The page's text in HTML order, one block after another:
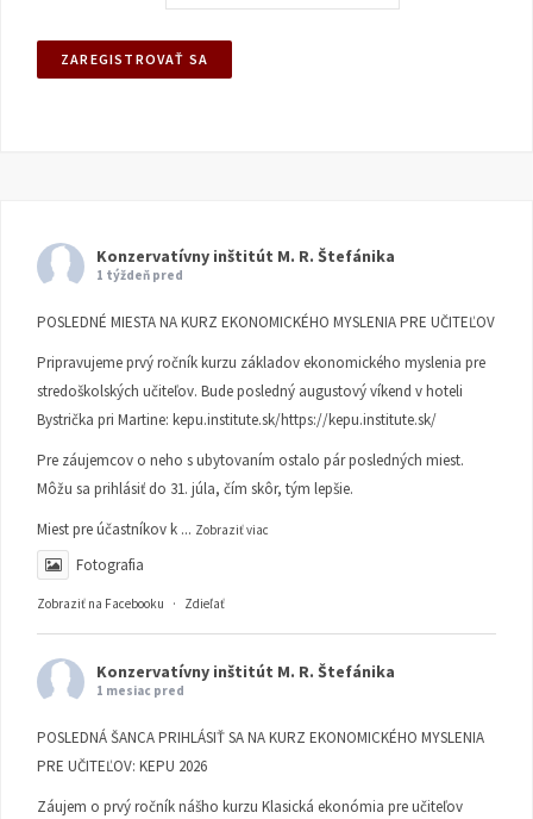
Konzervatívny inštitút M. R. Štefánika
1 týždeň pred
POSLEDNÉ MIESTA NA KURZ EKONOMICKÉHO MYSLENIA PRE UČITEĽOV
Pripravujeme prvý ročník kurzu základov ekonomického myslenia pre
stredoškolských učiteľov. Bude posledný augustový víkend v hoteli
Bystrička pri Martine: kepu.institute.sk/https://kepu.institute.sk/
Pre záujemcov o neho s ubytovaním ostalo pár posledných miest.
Môžu sa prihlásiť do 31. júla, čím skôr, tým lepšie.
Miest pre účastníkov k ... Zobraziť viac
Fotografia
Zobraziť na Facebooku · Zdieľať
Konzervatívny inštitút M. R. Štefánika
1 mesiac pred
POSLEDNÁ ŠANCA PRIHLÁSIŤ SA NA KURZ EKONOMICKÉHO MYSLENIA
PRE UČITEĽOV: KEPU 2026
Záujem o prvý ročník nášho kurzu Klasická ekonómia pre učiteľov